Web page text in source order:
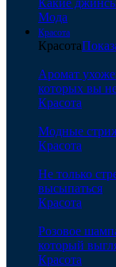
Мода
Красота
Красота
Аромат
которых вы
Красота
Модные
Красота
Не только
высыпаться
Красота
Розовое
который
Красота